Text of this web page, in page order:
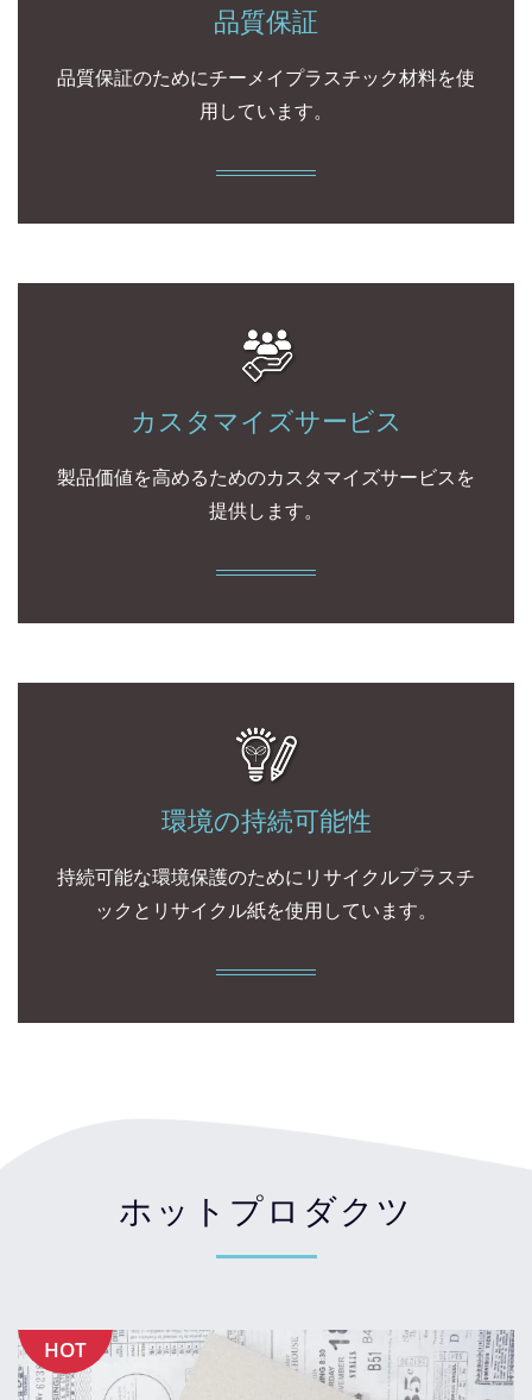
品質保証
品質保証のためにチーメイプラスチック材料を使
用しています。
カスタマイズサービス
製品価値を高めるためのカスタマイズサービスを
提供します。
環境の持続可能性
持続可能な環境保護のためにリサイクルプラスチ
ックとリサイクル紙を使用しています。
ホットプロダクツ
HOT